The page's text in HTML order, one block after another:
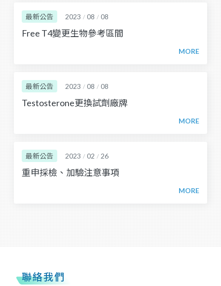
最新公告 2023 / 08 / 08
Free T4變更生物參考區間
最新公告 2023 / 08 / 08
Testosterone更換試劑廠牌
最新公告 2023 / 02 / 26
重申採檢、加驗注意事項
聯絡我們